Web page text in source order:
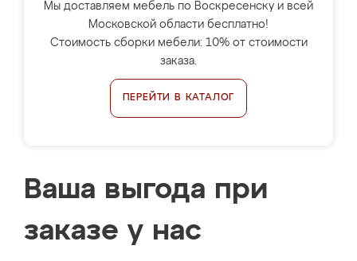
Мы доставляем мебель по Воскресенску и всей
Московской области бесплатно!
Стоимость сборки мебели: 10% от стоимости
заказа.
ПЕРЕЙТИ В КАТАЛОГ
Ваша выгода при
заказе у нас